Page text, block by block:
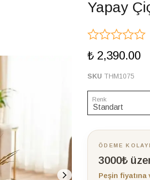
Yapay
₺ 2,390.00
SKU THM1075
Renk
ÖDEME
3000₺
Peşin fiyatına